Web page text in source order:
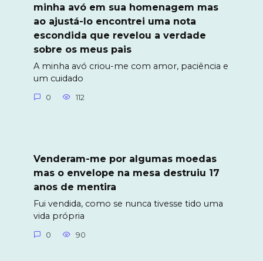
minha avó em sua homenagem mas
ao ajustá-lo encontrei uma nota
escondida que revelou a verdade
sobre os meus pais
A minha avó criou-me com amor, paciência e
um cuidado
0 112
Venderam-me por algumas moedas
mas o envelope na mesa destruiu 17
anos de mentira
Fui vendida, como se nunca tivesse tido uma
vida própria
0 90